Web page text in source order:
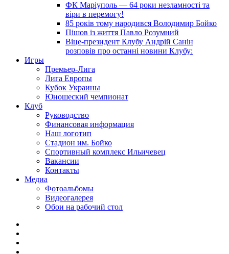
ФК Маріуполь — 64 роки незламності та
віри в перемогу!
85 років тому народився Володимир Бойко
Пішов із життя Павло Розумний
Віце-президент Клубу Андрій Санін
розповів про останні новини Клубу:
Игры
Премьер-Лига
Лига Европы
Кубок Украины
Юношеский чемпионат
Клуб
Руководство
Финансовая информация
Наш логотип
Стадион им. Бойко
Спортивный комплекс Ильичевец
Вакансии
Контакты
Медиа
Фотоальбомы
Видеогалерея
Обои на рабочий стол